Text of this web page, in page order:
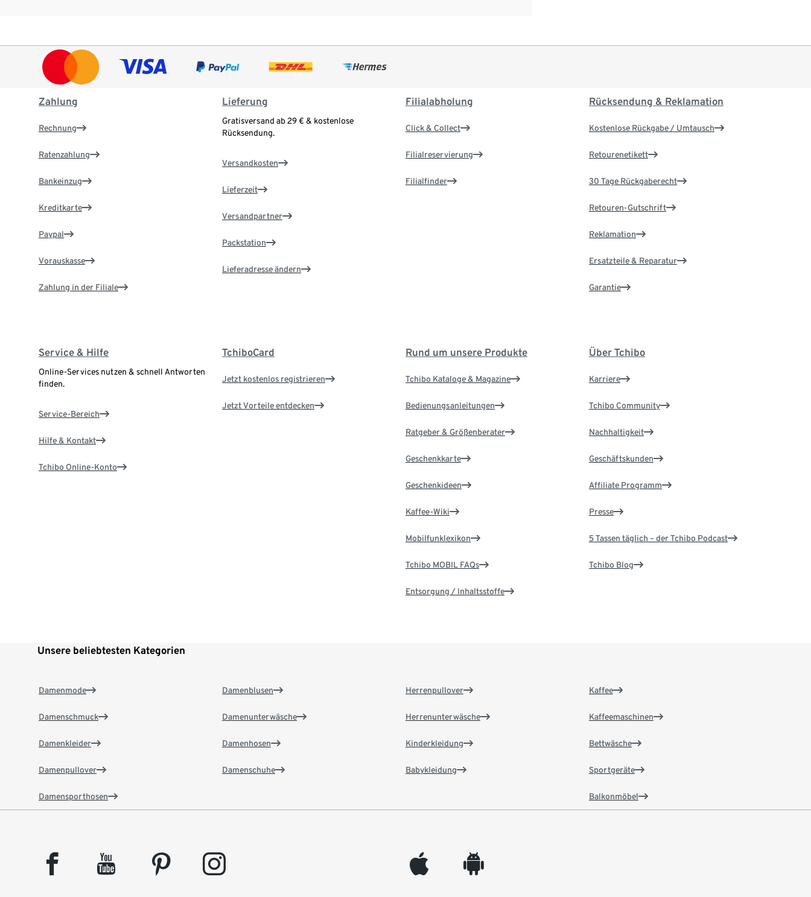
Zahlung
Rechnung
Ratenzahlung
Bankeinzug
Kreditkarte
Paypal
Vorauskasse
Zahlung in der Filiale
Lieferung
Gratisversand ab 29 € & kostenlose
Rücksendung.
Versandkosten
Lieferzeit
Versandpartner
Packstation
Lieferadresse ändern
Filialabholung
Click & Collect
Filialreservierung
Filialfinder
Rücksendung & Reklamation
Kostenlose Rückgabe / Umtausch
Retourenetikett
30 Tage Rückgaberecht
Retouren-Gutschrift
Reklamation
Ersatzteile & Reparatur
Garantie
Service & Hilfe
Online-Services nutzen & schnell Antworten
finden.
Service-Bereich
Hilfe & Kontakt
Tchibo Online-Konto
TchiboCard
Jetzt kostenlos registrieren
Jetzt Vorteile entdecken
Rund um unsere Produkte
Tchibo Kataloge & Magazine
Bedienungsanleitungen
Ratgeber & Größenberater
Geschenkkarte
Geschenkideen
Kaffee-Wiki
Mobilfunklexikon
Tchibo MOBIL FAQs
Entsorgung / Inhaltsstoffe
Über Tchibo
Karriere
Tchibo Community
Nachhaltigkeit
Geschäftskunden
Affiliate Programm
Presse
5 Tassen täglich – der Tchibo Podcast
Tchibo Blog
Unsere beliebtesten Kategorien
Damenmode
Damenschmuck
Damenkleider
Damenpullover
Damensporthosen
Damenblusen
Damenunterwäsche
Damenhosen
Damenschuhe
Herrenpullover
Herrenunterwäsche
Kinderkleidung
Babykleidung
Kaffee
Kaffeemaschinen
Bettwäsche
Sportgeräte
Balkonmöbel
facebook youtube pinterest instagram appleinc android